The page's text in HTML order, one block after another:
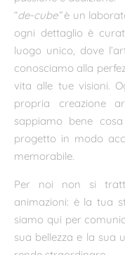
“de-cube”è un
ogni dettaglio è
luogo unico, dove
conosciamo alla
vita alle tue visioni.
propria creazione
sappiamo bene
progetto in modo
memorabile.
Per noi non si
animazioni: è la tua
siamo qui per
sua bellezza e la sua